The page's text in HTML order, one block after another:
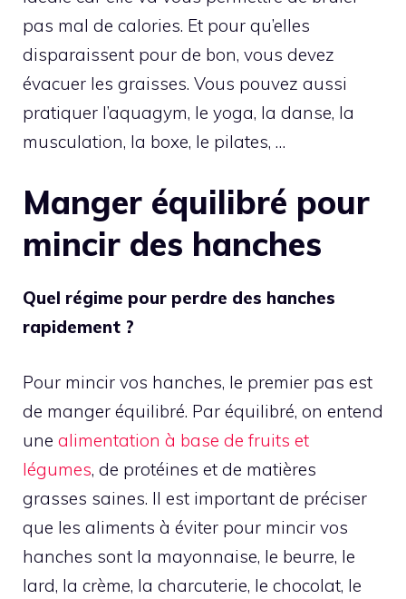
pas mal de calories. Et pour qu’elles
disparaissent pour de bon, vous devez
évacuer les graisses. Vous pouvez aussi
pratiquer l’aquagym, le yoga, la danse, la
musculation, la boxe, le pilates, …
Manger équilibré pour
mincir des hanches
Quel régime pour perdre des hanches
rapidement ?
Pour mincir vos hanches, le premier pas est
de manger équilibré. Par équilibré, on entend
une alimentation à base de fruits et
légumes, de protéines et de matières
grasses saines. Il est important de préciser
que les aliments à éviter pour mincir vos
hanches sont la mayonnaise, le beurre, le
lard, la crème, la charcuterie, le chocolat, le